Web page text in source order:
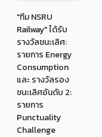
"ทีม NSRU
Railway" ได้รับ
รางวัลชนะเลิศ:
รายการ Energy
Consumption
และ รางวัลรอง
ชนะเลิศอันดับ 2:
รายการ
Punctuality
Challenge